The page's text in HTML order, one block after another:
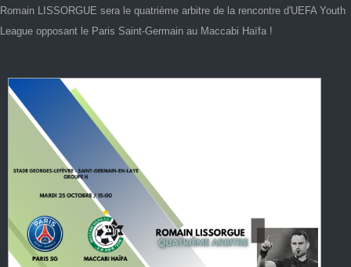
Romain LISSORGUE sera le quatrième arbitre de la rencontre d'UEFA Youth
League opposant le Paris Saint-Germain au Maccabi Haïfa !